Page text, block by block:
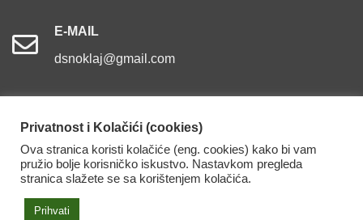
E-MAIL
dsnoklaj@gmail.com
Dom za starije osobe Oklaj. Sva prava pridržana.
Izjava o pristupačnosti
Privatnost i Kolačići (cookies)
Ova stranica koristi kolačiće (eng. cookies) kako bi vam
pružio bolje korisničko iskustvo. Nastavkom pregleda
stranica slažete se sa korištenjem kolačića.
Prihvati